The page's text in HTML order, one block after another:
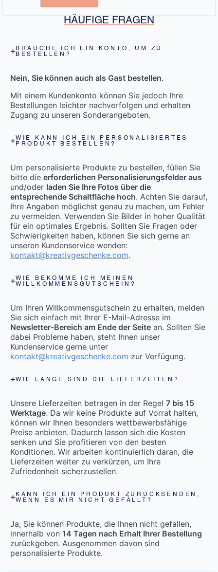
HÄUFIGE FRAGEN
BRAUCHE ICH EIN KONTO, UM ZU
BESTELLEN?
Nein, Sie können auch als Gast bestellen.
Mit einem Kundenkonto können Sie jedoch Ihre
Bestellungen leichter nachverfolgen und erhalten
Zugang zu unseren Sonderangeboten.
WIE KANN ICH EIN PERSONALISIERTES
PRODUKT BESTELLEN?
Um personalisierte Produkte zu bestellen, füllen Sie
bitte die erforderlichen Personalisierungsfelder aus
und/oder laden Sie Ihre Fotos über die
entsprechende Schaltfläche hoch. Achten Sie darauf,
Ihre Angaben möglichst genau zu machen, um Fehler
zu vermeiden. Verwenden Sie Bilder in hoher Qualität
für ein optimales Ergebnis. Sollten Sie Fragen oder
Schwierigkeiten haben, können Sie sich gerne an
unseren Kundenservice wenden:
kontakt@kreativgeschenke.com.
WIE BEKOMME ICH MEINEN
WILLKOMMENSGUTSCHEIN?
Um Ihren Willkommensgutschein zu erhalten, melden
Sie sich einfach mit Ihrer E-Mail-Adresse im
Newsletter-Bereich am Ende der Seite an. Sollten Sie
dabei Probleme haben, steht Ihnen unser
Kundenservice gerne unter
kontakt@kreativgeschenke.com zur Verfügung.
WIE LANGE SIND DIE LIEFERZEITEN?
Unsere Lieferzeiten betragen in der Regel 7 bis 15
Werktage. Da wir keine Produkte auf Vorrat halten,
können wir Ihnen besonders wettbewerbsfähige
Preise anbieten. Dadurch lassen sich die Kosten
senken und Sie profitieren von den besten
Konditionen. Wir arbeiten kontinuierlich daran, die
Lieferzeiten weiter zu verkürzen, um Ihre
Zufriedenheit sicherzustellen.
KANN ICH EIN PRODUKT ZURÜCKSENDEN,
WENN ES MIR NICHT GEFÄLLT?
Ja, Sie können Produkte, die Ihnen nicht gefallen,
innerhalb von 14 Tagen nach Erhalt Ihrer Bestellung
zurückgeben. Ausgenommen davon sind
personalisierte Produkte.